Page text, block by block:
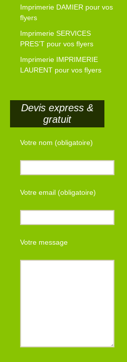
Imprimerie DAMIER pour vos
flyers
Imprimerie SERVICES
PRES’T pour vos flyers
Imprimerie IMPRIMERIE
LAURENT pour vos flyers
Devis express &
gratuit
Votre nom (obligatoire)
Votre email (obligatoire)
Votre message